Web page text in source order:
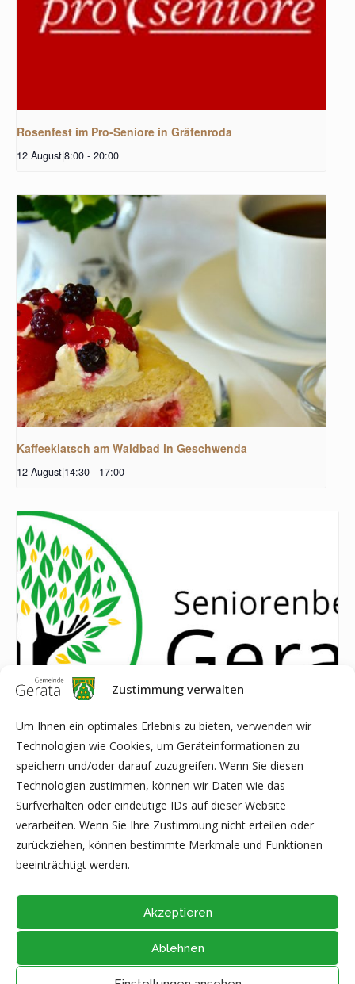
Zustimmung verwalten
Um Ihnen ein optimales Erlebnis zu bieten, verwenden wir
Technologien wie Cookies, um Geräteinformationen zu
speichern und/oder darauf zuzugreifen. Wenn Sie diesen
Technologien zustimmen, können wir Daten wie das
Surfverhalten oder eindeutige IDs auf dieser Website
verarbeiten. Wenn Sie Ihre Zustimmung nicht erteilen oder
zurückziehen, können bestimmte Merkmale und Funktionen
beeinträchtigt werden.
Akzeptieren
Ablehnen
Rosenfest im Pro-Seniore in Gräfenroda
12 August|8:00 - 20:00
Kaffeeklatsch am Waldbad in Geschwenda
12 August|14:30 - 17:00
10. Sitzung des Seniorenbeirates der Gemeinde Geratal
26 August|14:00 17:00
Heidegottesdienst „Auf der Heide“ in
@2026 - Alle Rechte vorbehalten durchGemeinde Geratal
DATENSCHUTZ|Thüringer Transparenzportal